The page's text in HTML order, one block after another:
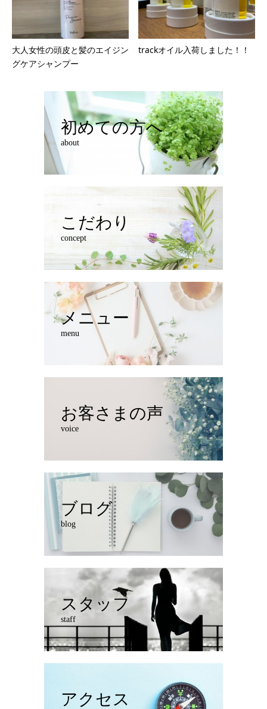
大人女性の頭皮と髪のエイジン
グケアシャンプー
trackオイル入荷しました！！
初めての方へ
about
こだわり
concept
メニュー
menu
お客さまの声
voice
ブログ
blog
スタッフ
staff
アクセス